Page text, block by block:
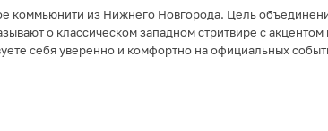
коммьюнити из Нижнего Новгорода. Цель
о классическом западном стритвире с
себя уверенно и комфортно на официальных